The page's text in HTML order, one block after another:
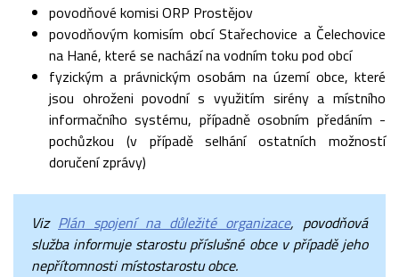
povodňové komisi ORP Prostějov
povodňovým komisím obcí Stařechovice a Čelechovice
na Hané, které se nachází na vodním toku pod obcí
fyzickým a právnickým osobám na území obce, které
jsou ohroženi povodní s využitím sirény a místního
informačního systému, případně osobním předáním -
pochůzkou (v případě selhání ostatních možností
doručení zprávy)
Viz Plán spojení na důležité organizace, povodňová
služba informuje starostu příslušné obce v případě jeho
nepřítomnosti místostarostu obce.